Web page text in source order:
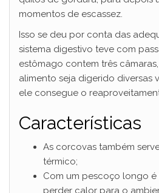
momentos de escassez.
Isso se deu por conta das
sistema digestivo teve com
estômago contem três
alimento seja digerido diversas
ele consegue o
Características
As corcovas também
térmico;
Com um pescoço longo é
perder calor para o